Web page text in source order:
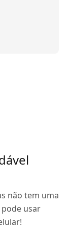
não tem uma
usar